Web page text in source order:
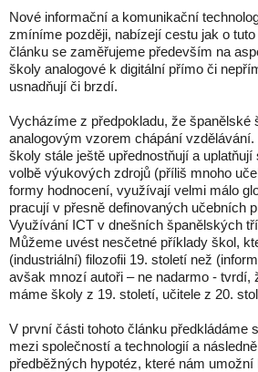
Nové informační a komunikační
zmíníme později, nabízejí cestu jak o
článku se zaměřujeme především na
školy analogové k digitální přímo či
usnadňují či brzdí.
Vycházíme z předpokladu, že španělské
analogovým vzorem chápání
školy stále ještě upřednostňují a
volbě výukových zdrojů (příliš mnoho
formy hodnocení, využívají velmi málo
pracují v přesně definovaných učebních
Využívání ICT v dnešních španělských
Můžeme uvést nesčetné příklady škol,
(industriální) filozofii 19. století než
avšak mnozí autoři – ne nadarmo - tvrdí,
máme školy z 19. století, učitele z 20.
V první části tohoto článku předkládáme
mezi společností a technologií a
předběžných hypotéz, které nám umožní